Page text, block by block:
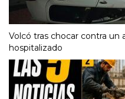
Volcó tras chocar contra
hospitalizado